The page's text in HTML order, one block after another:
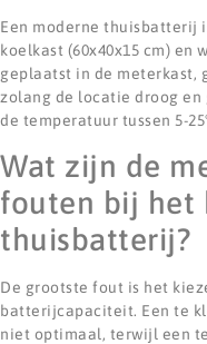
Een moderne thuisbatterij
koelkast (60x40x15 cm) en
geplaatst in de meterkast,
zolang de locatie droog
de temperatuur tussen 5-
Wat zijn de
fouten bij het
thuisbatterij?
De grootste fout is het
batterijcapaciteit. Een te
niet optimaal, terwijl een